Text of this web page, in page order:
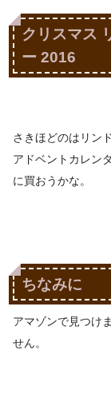
クリスマス
ー 2016
さきほどのはリン
アドベントカレン
に買おうかな。
ちなみに
アマゾンで見つけ
せん。